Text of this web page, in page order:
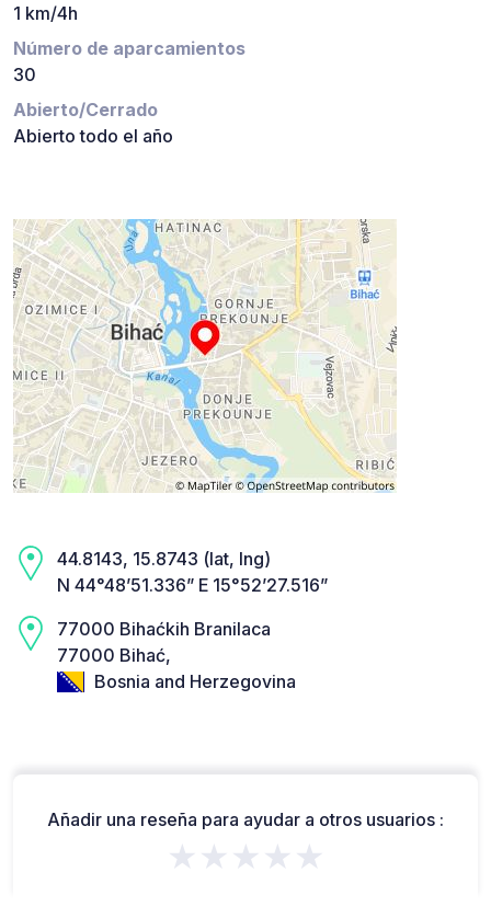
1 km/4h
Número de aparcamientos
30
Abierto/Cerrado
Abierto todo el año
44.8143, 15.8743 (lat, lng)
N 44°48’51.336” E 15°52’27.516”
77000 Bihaćkih Branilaca
77000 Bihać,
Bosnia and Herzegovina
Añadir una reseña para ayudar a otros usuarios :
★★★★★